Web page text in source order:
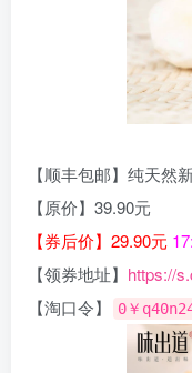
【顺丰包邮】纯天然
【原价】39.90元
【券后价】29.90元
【领券地址】 https://
【淘口令】
0￥